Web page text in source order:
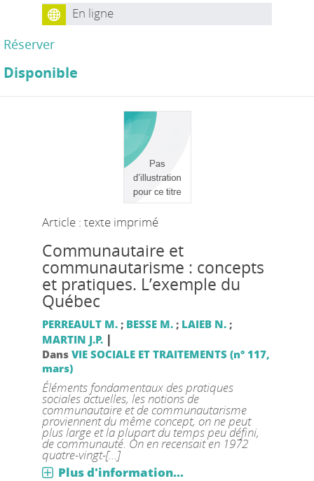
En ligne
Réserver
Disponible
Article : texte imprimé
Communautaire et
communautarisme : concepts
et pratiques. L’exemple du
Québec
PERREAULT M.; BESSE M.; LAIEB N.;
MARTIN J.P. |
Dans VIE SOCIALE ET TRAITEMENTS (n° 117,
mars)
Éléments fondamentaux des pratiques
sociales actuelles, les notions de
communautaire et de communautarisme
proviennent du même concept, on ne peut
plus large et la plupart du temps peu défini,
de communauté. On en recensait en 1972
quatre-vingt-[...]
Plus d'information...